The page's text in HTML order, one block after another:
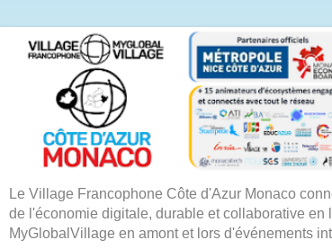
Le Village Francophone Côte d'Azur Monaco
de l'économie digitale, durable et collaborative
MyGlobalVillage en amont et lors d'événements